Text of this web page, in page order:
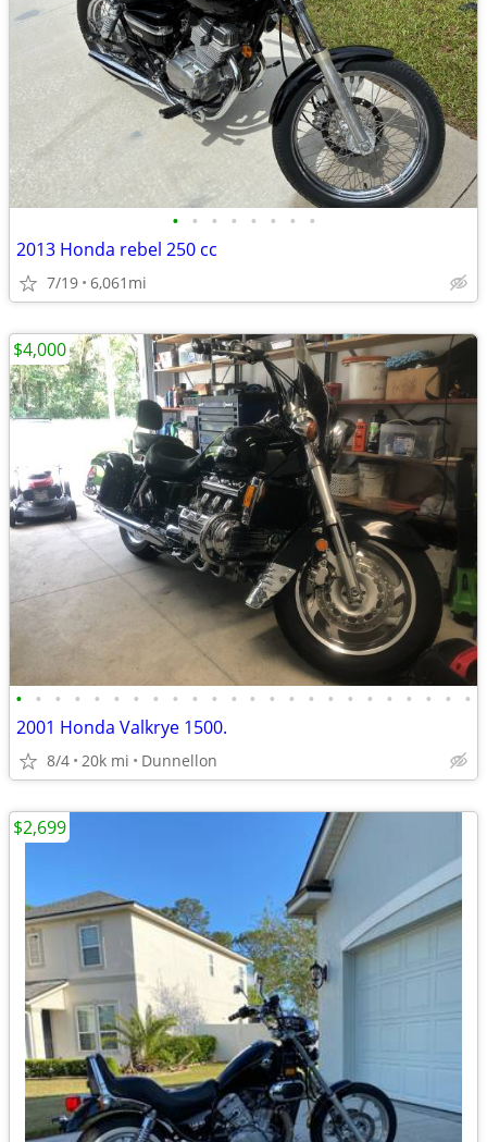
• • • • • • • •
2013 Honda rebel 250 cc
7/19 6,061mi
• • • • • • • • • • • • • • • • • • • • • • • •
2001 Honda Valkrye 1500.
8/4 20k mi Dunnellon
$4,000
$2,699